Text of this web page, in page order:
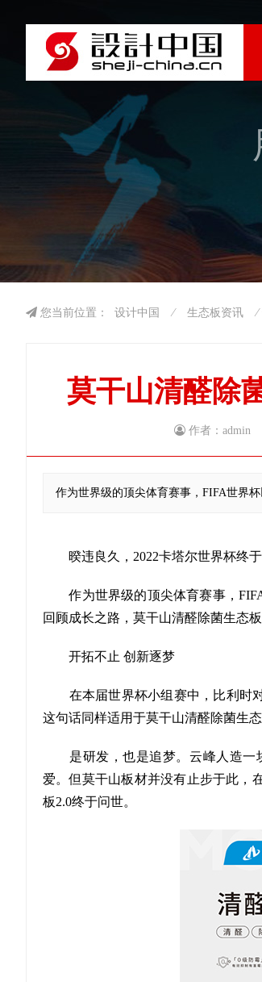
您当前位置： 设计中国 ⁄ 生态板资讯 ⁄
莫干山清醛除
作者：admin
作为世界级的顶尖体育赛事，FIFA世界
暌违良久，2022卡塔尔世界杯终于
作为世界级的顶尖体育赛事，FIFA
回顾成长之路，莫干山清醛除菌生态
开拓不止 创新逐梦
在本届世界杯小组赛中，比利时对
这句话同样适用于莫干山清醛除菌生态
是研发，也是追梦。云峰人造一
爱。但莫干山板材并没有止步于此，
板2.0终于问世。